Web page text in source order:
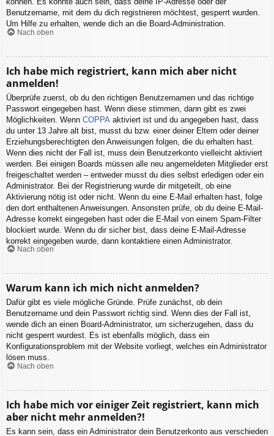
Benutzername, mit dem du dich registrieren möchtest, gesperrt wurden.
Um Hilfe zu erhalten, wende dich an die Board-Administration.
Nach oben
Ich habe mich registriert, kann mich aber nicht
anmelden!
Überprüfe zuerst, ob du den richtigen Benutzernamen und das richtige
Passwort eingegeben hast. Wenn diese stimmen, dann gibt es zwei
Möglichkeiten. Wenn COPPA aktiviert ist und du angegeben hast, dass
du unter 13 Jahre alt bist, musst du bzw. einer deiner Eltern oder deiner
Erziehungsberechtigten den Anweisungen folgen, die du erhalten hast.
Wenn dies nicht der Fall ist, muss dein Benutzerkonto vielleicht aktiviert
werden. Bei einigen Boards müssen alle neu angemeldeten Mitglieder erst
freigeschaltet werden – entweder musst du dies selbst erledigen oder ein
Administrator. Bei der Registrierung wurde dir mitgeteilt, ob eine
Aktivierung nötig ist oder nicht. Wenn du eine E-Mail erhalten hast, folge
den dort enthaltenen Anweisungen. Ansonsten prüfe, ob du deine E-Mail-
Adresse korrekt eingegeben hast oder die E-Mail von einem Spam-Filter
blockiert wurde. Wenn du dir sicher bist, dass deine E-Mail-Adresse
korrekt eingegeben wurde, dann kontaktiere einen Administrator.
Nach oben
Warum kann ich mich nicht anmelden?
Dafür gibt es viele mögliche Gründe. Prüfe zunächst, ob dein
Benutzername und dein Passwort richtig sind. Wenn dies der Fall ist,
wende dich an einen Board-Administrator, um sicherzugehen, dass du
nicht gesperrt wurdest. Es ist ebenfalls möglich, dass ein
Konfigurationsproblem mit der Website vorliegt, welches ein Administrator
lösen muss.
Nach oben
Ich habe mich vor einiger Zeit registriert, kann mich
aber nicht mehr anmelden?!
Es kann sein, dass ein Administrator dein Benutzerkonto aus verschieden